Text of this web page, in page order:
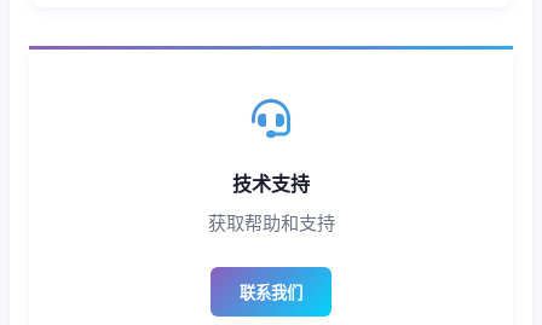
技术支持
获取帮助和支持
联系我们